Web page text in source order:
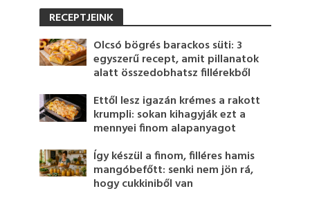
RECEPTJEINK
Olcsó bögrés barackos süti: 3
egyszerű recept, amit pillanatok
alatt összedobhatsz fillérekből
Ettől lesz igazán krémes a rakott
krumpli: sokan kihagyják ezt a
mennyei finom alapanyagot
Így készül a finom, filléres hamis
mangóbefőtt: senki nem jön rá,
hogy cukkiniből van